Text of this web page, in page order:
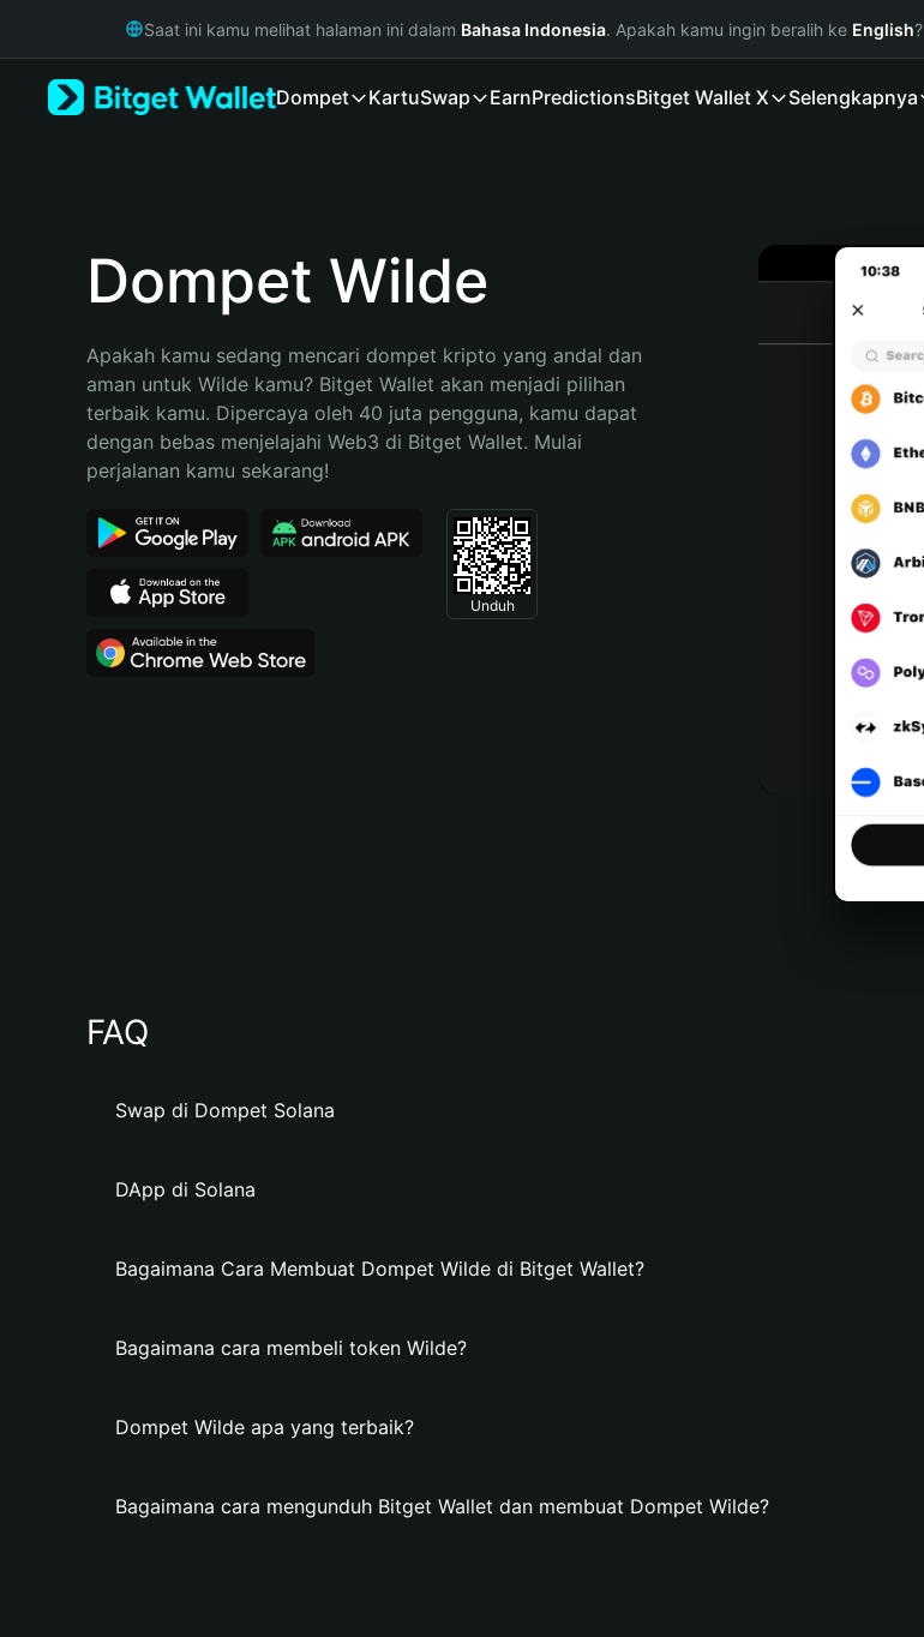
Русский
Bahasa Indonesia
Español (Argentina)
Saat ini kamu melihat halaman ini dalam Bahasa Indonesia. Apakah kamu ingin beralih ke English?
Dompet KartuSwap EarnPredictionsBitget Wallet X Selengkapnya
Dompet Wilde
Apakah kamu sedang mencari dompet kripto yang andal dan
aman untuk Wilde kamu? Bitget Wallet akan menjadi pilihan
terbaik kamu. Dipercaya oleh 40 juta pengguna, kamu dapat
dengan bebas menjelajahi Web3 di Bitget Wallet. Mulai
perjalanan kamu sekarang!
Unduh
FAQ
Swap di Dompet Solana
DApp di Solana
Bagaimana Cara Membuat Dompet Wilde di Bitget Wallet?
Bagaimana cara membeli token Wilde?
Dompet Wilde apa yang terbaik?
Bagaimana cara mengunduh Bitget Wallet dan membuat Dompet Wilde?